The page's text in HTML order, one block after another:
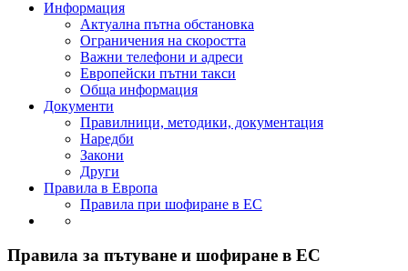
Информация
Актуална пътна обстановка
Ограничения на скоростта
Важни телефони и адреси
Европейски пътни такси
Обща информация
Документи
Правилници, методики, документация
Наредби
Закони
Други
Правила в Европа
Правила при шофиране в ЕС
Правила за пътуване и шофиране в ЕС